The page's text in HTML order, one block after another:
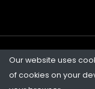
©2026 Quicklotz
Our website uses
of cookies on your